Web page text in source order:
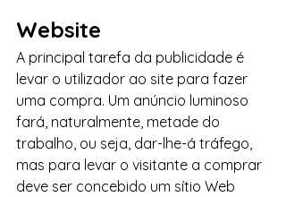
Website
A principal tarefa da publicidade é
levar o utilizador ao site para fazer
uma compra. Um anúncio luminoso
fará, naturalmente, metade do
trabalho, ou seja, dar-lhe-á tráfego,
mas para levar o visitante a comprar
deve ser concebido um sítio Web